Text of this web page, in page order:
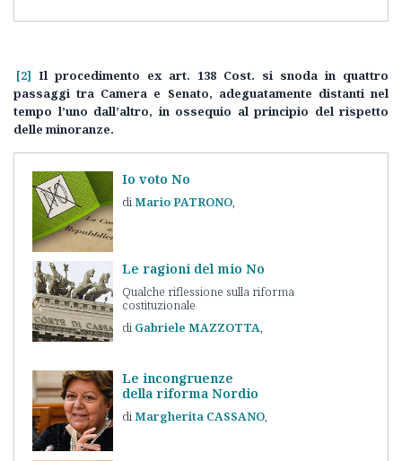
[2] Il procedimento ex art. 138 Cost. si snoda in quattro
passaggi tra Camera e Senato, adeguatamente distanti nel
tempo l’uno dall’altro, in ossequio al principio del rispetto
delle minoranze.
Io voto No
MarioPATRONO
Le ragioni del mio No
Qualche riflessione sulla riforma
costituzionale
Gabriele MAZZOTTA
Le incongruenze
della riforma Nordio
Margherita CASSANO